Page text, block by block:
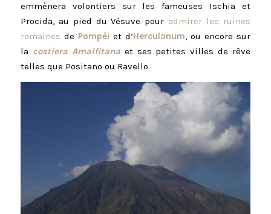
emmènera volontiers sur les fameuses Ischia et
Procida, au pied du Vésuve pour admirer les ruines
romaines de Pompéi et d’Herculanum, ou encore sur
la costiera Amalfitanaet ses petites villes de rêve
telles que Positano ou Ravello.